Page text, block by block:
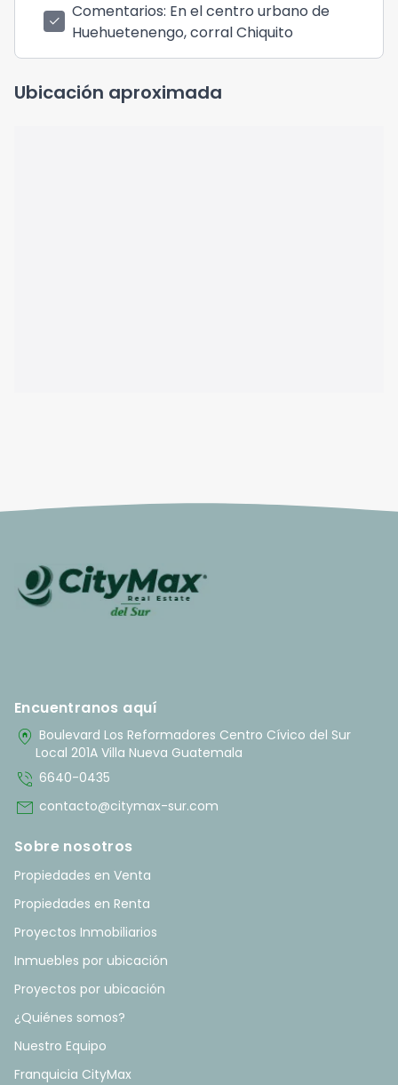
check Comentarios: En el centro urbano de
Huehuetenengo, corral Chiquito
Ubicación aproximada
Encuentranos aquí
home_pin Boulevard Los Reformadores Centro Cívico del Sur
Local 201A Villa Nueva Guatemala
phone_in_talk 6640-0435
mail contacto@citymax-sur.com
Sobre nosotros
Propiedades en Venta
Propiedades en Renta
Proyectos Inmobiliarios
Inmuebles por ubicación
Proyectos por ubicación
¿Quiénes somos?
Nuestro Equipo
Franquicia CityMax